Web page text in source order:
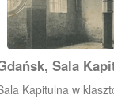
Sala
Kapitulna w